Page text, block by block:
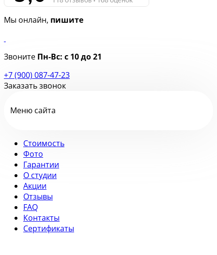
Мы онлайн, пишите
Звоните Пн-Вс: с 10 до 21
+7 (900) 087-47-23
Заказать звонок
Меню сайта
Стоимость
Фото
Гарантии
О студии
Акции
Отзывы
FAQ
Контакты
Сертификаты